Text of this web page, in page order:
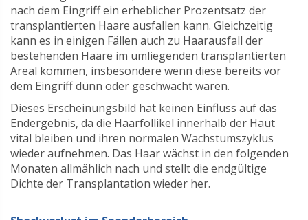
nach dem Eingriff ein erheblicher Prozentsatz der
transplantierten Haare ausfallen kann. Gleichzeitig
kann es in einigen Fällen auch zu Haarausfall der
bestehenden Haare im umliegenden transplantierten
Areal kommen, insbesondere wenn diese bereits vor
dem Eingriff dünn oder geschwächt waren.
Dieses Erscheinungsbild hat keinen Einfluss auf das
Endergebnis, da die Haarfollikel innerhalb der Haut
vital bleiben und ihren normalen Wachstumszyklus
wieder aufnehmen. Das Haar wächst in den folgenden
Monaten allmählich nach und stellt die endgültige
Dichte der Transplantation wieder her.